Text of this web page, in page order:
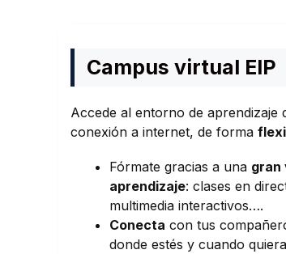
Campus virtual EIP
Accede al entorno de aprendizaje
conexión a internet, de forma
Fórmate gracias a una gran
aprendizaje: clases en
multimedia interactivos….
Conecta con tus
donde estés y cuando